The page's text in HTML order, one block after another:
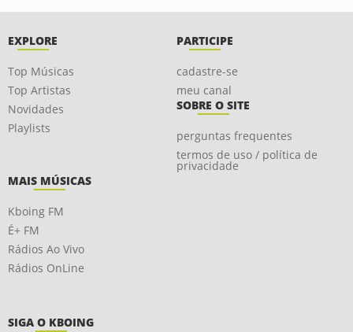
EXPLORE
Top Músicas
Top Artistas
Novidades
Playlists
PARTICIPE
cadastre-se
meu canal
SOBRE O SITE
perguntas frequentes
termos de uso / política de
privacidade
MAIS MÚSICAS
Kboing FM
É+ FM
Rádios Ao Vivo
Rádios OnLine
SIGA O KBOING